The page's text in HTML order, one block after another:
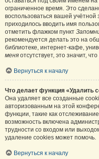
ограниченное время. Это
воспользоваться вашей
приходилось вводить имя
отметить флажком пункт
рекомендуется делать это на
библиотеке, интернет-кафе,
меня отсутствует, это значит,
Вернуться к началу
Что делает функция «Удалить
Она удаляет все созданные
авторизованным на этой
функции, такие как
возможность включена
трудности со входом или
удаление cookies может помочь.
Вернуться к началу